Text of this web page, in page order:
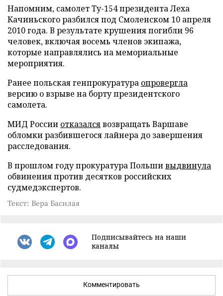
Напомним, самолет Ту-154 президента Леха
Качиньского разбился под Смоленском 10 апреля
2010 года. В результате крушения погибли 96
человек, включая восемь членов экипажа,
которые направлялись на мемориальные
мероприятия.
Ранее польская генпрокуратура опровергла
версию о взрыве на борту президентского
самолета.
МИД России отказалсявозвращать Варшаве
обломки разбившегося лайнера до завершения
расследования.
В прошлом году прокуратура Польшивыдвинула
обвинения против десятков российских
судмедэкспертов.
Текст: Вера Басилая
Подписывайтесь на наши
каналы
Комментировать